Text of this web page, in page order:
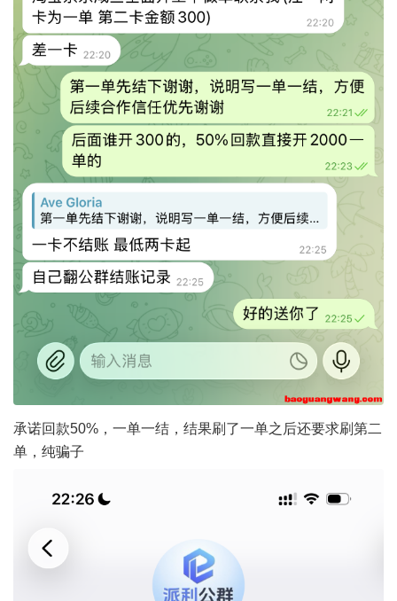
承诺回款50%，一单一结，结果刷了一单之后还要求刷第二
单，纯骗子